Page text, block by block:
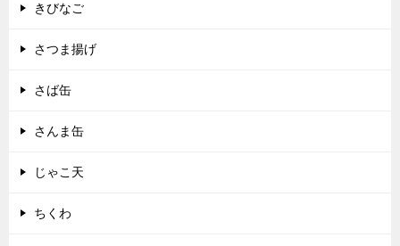
きびなご
さつま揚げ
さば缶
さんま缶
じゃこ天
ちくわ